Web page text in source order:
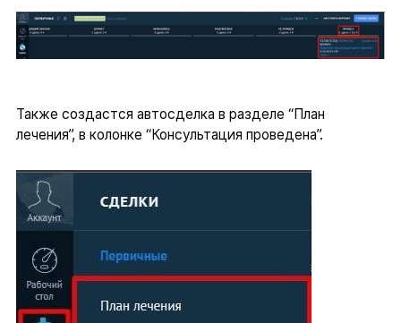
Также создастся автосделка в разделе “План
лечения”, в колонке “Консультация проведена”.